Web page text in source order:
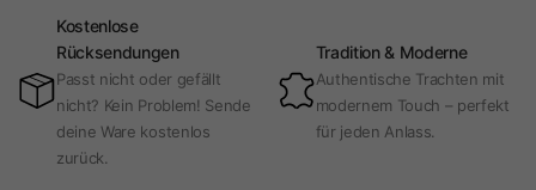
Kostenlose
Rücksendungen
Passt nicht oder gefällt
nicht? Kein Problem! Sende
deine Ware kostenlos
zurück.
Tradition & Moderne
Authentische Trachten mit
modernem Touch – perfekt
für jeden Anlass.